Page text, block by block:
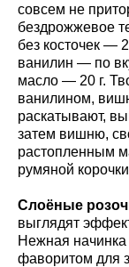
совсем не
бездрожжевое
без косточек —
ванилин — по
масло — 20 г.
ванилином,
раскатывают,
затем вишню,
растопленным
румяной
Слоёные
выглядят
Нежная начинка
фаворитом для